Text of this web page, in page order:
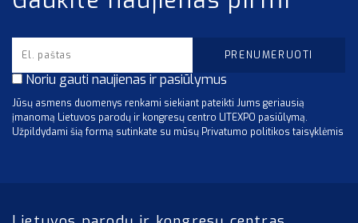
Noriu gauti naujienas ir pasiūlymus
Jūsų asmens duomenys renkami siekiant pateikti Jums geriausią
įmanomą Lietuvos parodų ir kongresų centro LITEXPO pasiūlymą.
Užpildydami šią formą sutinkate su mūsų Privatumo politikos taisyklėmis